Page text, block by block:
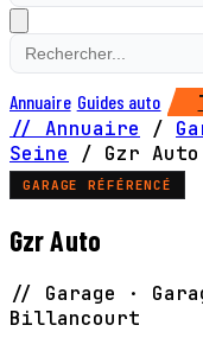
Annuaire Guides auto
// Annuaire /
Seine
/ Gzr Auto
GARAGE RÉFÉRENCÉ
Gzr Auto
// Garage ·
Billancourt